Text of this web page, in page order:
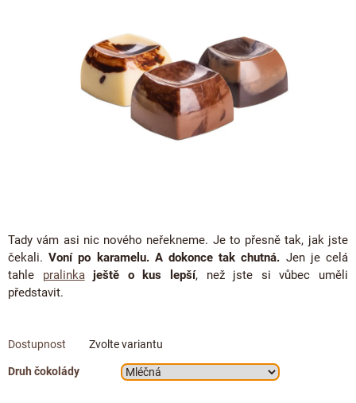
Čokoláda řady Passion
Lámaná čokoláda
Narozeniny
Ořechový týden 🍫🥜
Čokoládová lízátka
Čokoládová srdíčka
Čokoládové figurky
Obaleno v čokoládě
Snídaňové kaše
Káva - Coffeespot
KAKAOVÉ PRODUKTY
Kakaové boby
Kakaové máslo
Kakaové slupky
Čokoláda k dalšímu zpracování
Zvolte variantu
Druh čokolády
Tady vám asi nic nového neřekneme. Je to přesně tak, jak jste
čekali.Voní po karamelu. A dokonce tak chutná. Jen je celá
tahle pralinka ještě o kus lepší, než jste si vůbec uměli
představit.